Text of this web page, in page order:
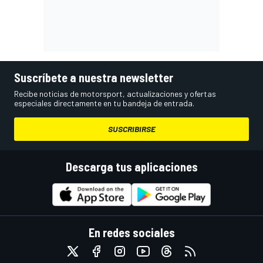
Suscríbete a nuestra newsletter
Recibe noticias de motorsport, actualizaciones y ofertas
especiales directamente en tu bandeja de entrada.
SUSCRIBIRSE
Descarga tus aplicaciones
En redes sociales